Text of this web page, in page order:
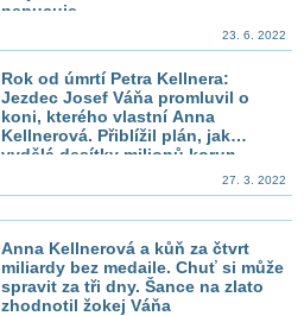
nepucuje
23. 6. 2022
Rok od úmrtí Petra Kellnera:
Jezdec Josef Váňa promluvil o
koni, kterého vlastní Anna
Kellnerová. Přiblížil plán, jak
vydělá desítky milionů korun
27. 3. 2022
Anna Kellnerová a kůň za čtvrt
miliardy bez medaile. Chuť si může
spravit za tři dny. Šance na zlato
zhodnotil žokej Váňa